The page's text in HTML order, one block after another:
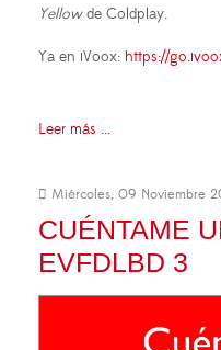
Yellowde Coldplay.
Ya en iVoox: https://
Leer más ...
Miércoles, 09 Noviembre
CUÉNTAME
EVFDLBD 3